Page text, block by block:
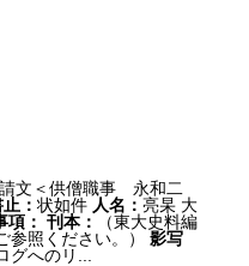
文＜供僧職事 永和二
止：状如件 人名：亮杲 大
項： 刊本：
（東大史料編
照ください。）
影写
グへのリ...